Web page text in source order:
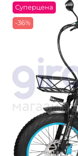
Суперцена
-36%